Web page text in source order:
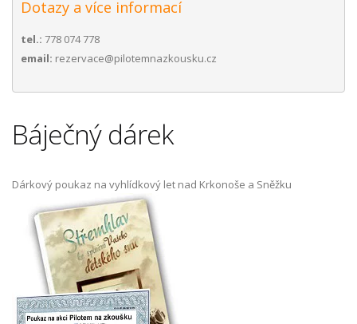
Dotazy a více informací
tel.: 778 074 778
email: rezervace@pilotemnazkousku.cz
Báječný dárek
Dárkový poukaz na vyhlídkový let nad Krkonoše a Sněžku